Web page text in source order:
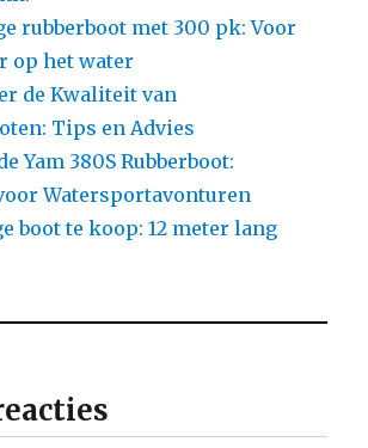
rubberboot met 300 pk: Voor
op het water
de Kwaliteit van
Tips en Advies
Yam 380S Rubberboot:
Watersportavonturen
boot te koop: 12 meter lang